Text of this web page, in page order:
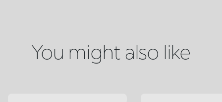
You might also like